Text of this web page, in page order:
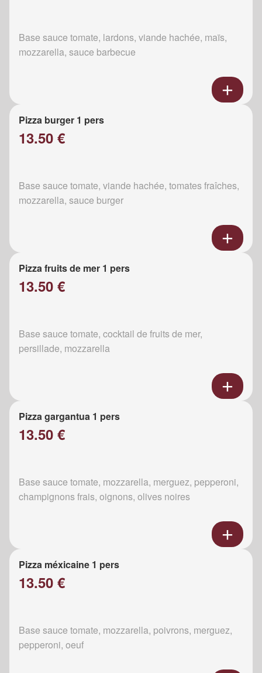
Base sauce tomate, lardons, viande hachée, maïs,
mozzarella, sauce barbecue
Pizza burger 1 pers
13.50 €
Base sauce tomate, viande hachée, tomates fraîches,
mozzarella, sauce burger
Pizza fruits de mer 1 pers
13.50 €
Base sauce tomate, cocktail de fruits de mer,
persillade, mozzarella
Pizza gargantua 1 pers
13.50 €
Base sauce tomate, mozzarella, merguez, pepperoni,
champignons frais, oignons, olives noires
Pizza méxicaine 1 pers
13.50 €
Base sauce tomate, mozzarella, poivrons, merguez,
pepperoni, oeuf